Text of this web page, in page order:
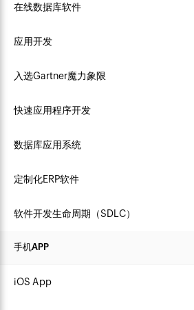
在线数据库软件
应用开发
入选Gartner魔力象限
快速应用程序开发
数据库应用系统
定制化ERP软件
软件开发生命周期（SDLC）
手机APP
iOS App